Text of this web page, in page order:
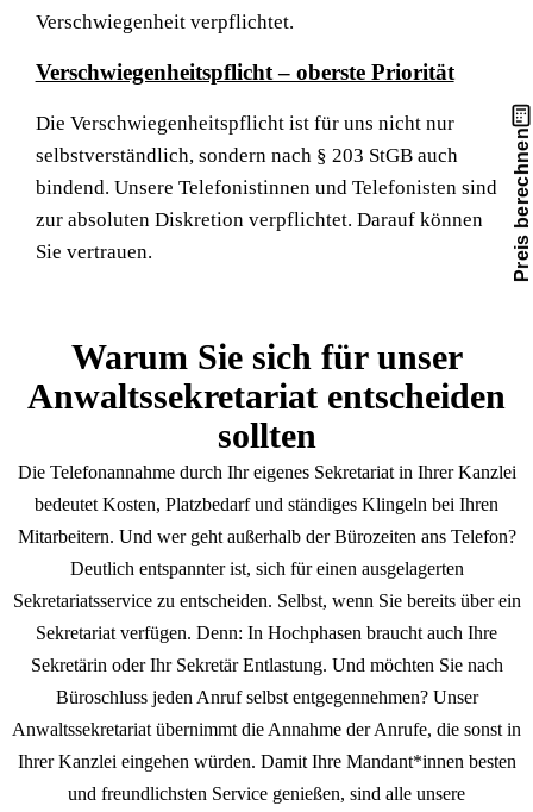
Verschwiegenheit verpflichtet.
Verschwiegenheitspflicht – oberste Priorität
Die Verschwiegenheitspflicht ist für uns nicht nur
selbstverständlich, sondern nach § 203 StGB auch
bindend. Unsere Telefonistinnen und Telefonisten sind
zur absoluten Diskretion verpflichtet. Darauf können
Sie vertrauen.
Warum Sie sich für unser
Anwaltssekretariat entscheiden
sollten
Die Telefonannahme durch Ihr eigenes Sekretariat in Ihrer Kanzlei
bedeutet Kosten, Platzbedarf und ständiges Klingeln bei Ihren
Mitarbeitern. Und wer geht außerhalb der Bürozeiten ans Telefon?
Deutlich entspannter ist, sich für einen ausgelagerten
Sekretariatsservice zu entscheiden. Selbst, wenn Sie bereits über ein
Sekretariat verfügen. Denn: In Hochphasen braucht auch Ihre
Sekretärin oder Ihr Sekretär Entlastung. Und möchten Sie nach
Büroschluss jeden Anruf selbst entgegennehmen? Unser
Anwaltssekretariat übernimmt die Annahme der Anrufe, die sonst in
Ihrer Kanzlei eingehen würden. Damit Ihre Mandant*innen besten
und freundlichsten Service genießen, sind alle unsere
Preis berechnen